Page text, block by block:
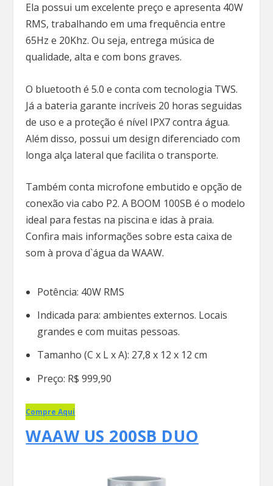
Ela possui um excelente preço e apresenta 40W
RMS, trabalhando em uma frequência entre
65Hz e 20Khz. Ou seja, entrega música de
qualidade, alta e com bons graves.
O bluetooth é 5.0 e conta com tecnologia TWS.
Já a bateria garante incríveis 20 horas seguidas
de uso e a proteção é nível IPX7 contra água.
Além disso, possui um design diferenciado com
longa alça lateral que facilita o transporte.
Também conta microfone embutido e opção de
conexão via cabo P2. A BOOM 100SB é o modelo
ideal para festas na piscina e idas à praia.
Confira mais informações sobre esta caixa de
som à prova d`água da WAAW.
Potência: 40W RMS
Indicada para: ambientes externos. Locais
grandes e com muitas pessoas.
Tamanho (C x L x A): 27,8 x 12 x 12 cm
Preço: R$ 999,90
Compre Aqui
WAAW US 200SB DUO